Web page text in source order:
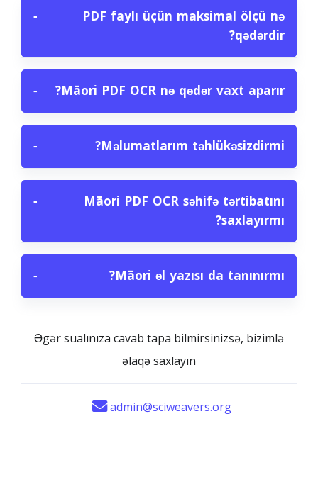
PDF faylı üçün maksimal ölçü nə
qədərdir?
−
Māori PDF OCR nə qədər vaxt aparır?
−
Məlumatlarım təhlükəsizdirmi?
−
Māori PDF OCR səhifə tərtibatını
saxlayırmı?
−
Māori əl yazısı da tanınırmı?
−
Əgər sualınıza cavab tapa bilmirsinizsə, bizimlə
əlaqə saxlayın
admin@sciweavers.org